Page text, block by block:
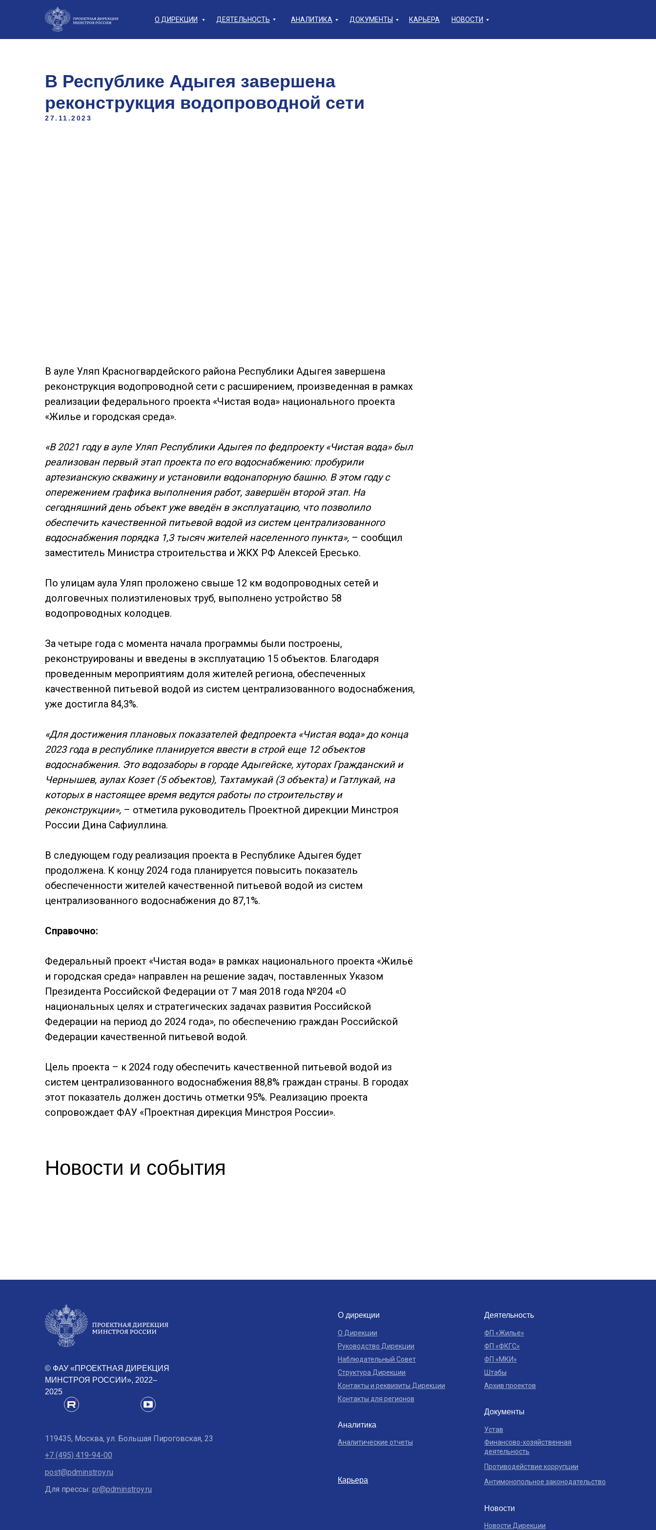
О ДИРЕКЦИИ ДЕЯТЕЛЬНОСТЬ АНАЛИТИКА ДОКУМЕНТЫ КАРЬЕРА НОВОСТИ
В Республике Адыгея завершена
реконструкция водопроводной сети
27.11.2023
В ауле Уляп Красногвардейского района Республики Адыгея завершена
реконструкция водопроводной сети с расширением, произведенная в рамках
реализации федерального проекта «Чистая вода» национального проекта
«Жилье и городская среда».
«В 2021 году в ауле Уляп Республики Адыгея по федпроекту «Чистая вода» был
реализован первый этап проекта по его водоснабжению: пробурили
артезианскую скважину и установили водонапорную башню. В этом году с
опережением графика выполнения работ, завершён второй этап. На
сегодняшний день объект уже введён в эксплуатацию, что позволило
обеспечить качественной питьевой водой из систем централизованного
водоснабжения порядка 1,3 тысяч жителей населенного пункта», – сообщил
заместитель Министра строительства и ЖКХ РФ Алексей Ересько.
По улицам аула Уляп проложено свыше 12 км водопроводных сетей и
долговечных полиэтиленовых труб, выполнено устройство 58
водопроводных колодцев.
За четыре года с момента начала программы были построены,
реконструированы и введены в эксплуатацию 15 объектов. Благодаря
проведенным мероприятиям доля жителей региона, обеспеченных
качественной питьевой водой из систем централизованного водоснабжения,
уже достигла 84,3%.
«Для достижения плановых показателей федпроекта «Чистая вода» до конца
2023 года в республике планируется ввести в строй еще 12 объектов
водоснабжения. Это водозаборы в городе Адыгейске, хуторах Гражданский и
Чернышев, аулах Козет (5 объектов), Тахтамукай (3 объекта) и Гатлукай, на
которых в настоящее время ведутся работы по строительству и
реконструкции», – отметила руководитель Проектной дирекции Минстроя
России Дина Сафиуллина.
В следующем году реализация проекта в Республике Адыгея будет
продолжена. К концу 2024 года планируется повысить показатель
обеспеченности жителей качественной питьевой водой из систем
централизованного водоснабжения до 87,1%.
Справочно:
Федеральный проект «Чистая вода» в рамках национального проекта «Жильё
и городская среда» направлен на решение задач, поставленных Указом
Президента Российской Федерации от 7 мая 2018 года №204 «О
национальных целях и стратегических задачах развития Российской
Федерации на период до 2024 года», по обеспечению граждан Российской
Федерации качественной питьевой водой.
Цель проекта – к 2024 году обеспечить качественной питьевой водой из
систем централизованного водоснабжения 88,8% граждан страны. В городах
этот показатель должен достичь отметки 95%. Реализацию проекта
сопровождает ФАУ «Проектная дирекция Минстроя России».
Новости и события
О дирекции
Аналитика
Документы
Карьера
Новости
О Дирекции
Устав
Финансово-хозяйственная
деятельность
Противодействие коррупции
Аналитические отчеты
ФП «ФКГС»
ФП «Жилье»
ФП «МКИ»
Архив проектов
Штабы
Деятельность
Руководство Дирекции
Наблюдательный Совет
Контакты и реквизиты Дирекции
Структура Дирекции
Контакты для регионов
© ФАУ «ПРОЕКТНАЯ ДИРЕКЦИЯ
МИНСТРОЯ РОССИИ», 2022–
2025
119435, Москва, ул. Большая Пироговская, 23
+7 (495) 419-94-00
post@pdminstroy.ru
Для прессы: pr@pdminstroy.ru
Новости Дирекции
Антимонопольное законодательство